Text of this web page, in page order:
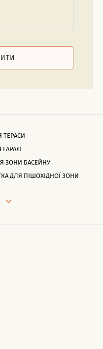
ТЕРАСИ
ГАРАЖ
ЗОНИ БАСЕЙНУ
ДЛЯ ПІШОХІДНОЇ ЗОНИ